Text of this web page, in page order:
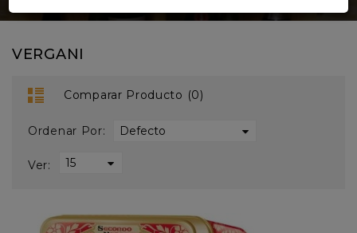
VERGANI
Comparar Producto (0)
Ordenar Por:
Ver: